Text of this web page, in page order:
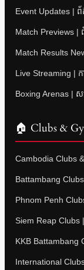
Event Updates | ព័
Match Previews |
Match Results
Live Streaming | ក
Boxing Arenas | ស
🏠 Clubs &
Cambodia Clubs &
Battambang
Phnom Penh
Siem Reap Clubs
KKB Battambang
International Clubs